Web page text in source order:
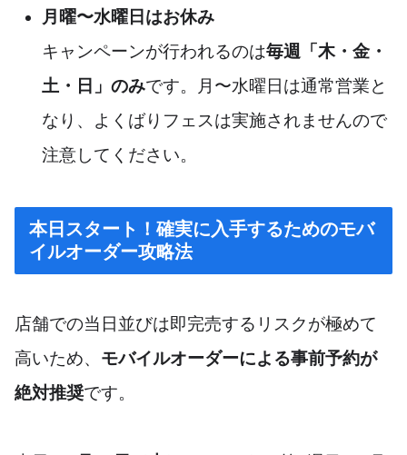
月曜〜水曜日はお休み
キャンペーンが行われるのは毎週「木・金・
土・日」のみです。月〜水曜日は通常営業と
なり、よくばりフェスは実施されませんので
注意してください。
本日スタート！確実に入手するためのモバ
イルオーダー攻略法
店舗での当日並びは即完売するリスクが極めて
高いため、 モバイルオーダーによる事前予約が
絶対推奨です。